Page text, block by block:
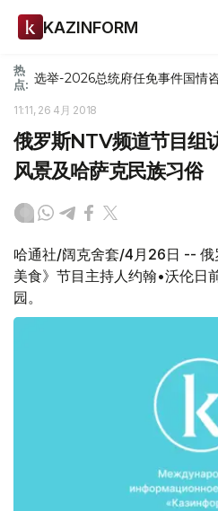
KAZINFORM
热
点: 选举-2026总统府任免事件国情
11:11, 26 4月 2018
俄罗斯NTV频道节目组
风景及哈萨克民族习俗
哈通社/阔克舍套/4月26日 --
美食》节目主持人约翰•沃伦日
园。